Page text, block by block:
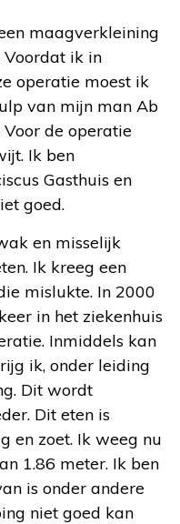
maagverkleining
ik in
operatie moest ik
van mijn man Ab
de operatie
Ik ben
Gasthuis en
goed.
en misselijk
Ik kreeg een
mislukte. In 2000
keer in het ziekenhuis
Inmiddels kan
ik, onder leiding
Dit wordt
Dit eten is
en zoet. Ik weeg nu
1.86 meter. Ik ben
is onder andere
niet goed kan